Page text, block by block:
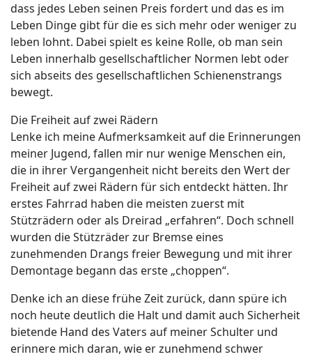
dass jedes Leben seinen Preis fordert und das es im
Leben Dinge gibt für die es sich mehr oder weniger zu
leben lohnt. Dabei spielt es keine Rolle, ob man sein
Leben innerhalb gesellschaftlicher Normen lebt oder
sich abseits des gesellschaftlichen Schienenstrangs
bewegt.
Die Freiheit auf zwei Rädern
Lenke ich meine Aufmerksamkeit auf die Erinnerungen
meiner Jugend, fallen mir nur wenige Menschen ein,
die in ihrer Vergangenheit nicht bereits den Wert der
Freiheit auf zwei Rädern für sich entdeckt hätten. Ihr
erstes Fahrrad haben die meisten zuerst mit
Stützrädern oder als Dreirad „erfahren“. Doch schnell
wurden die Stützräder zur Bremse eines
zunehmenden Drangs freier Bewegung und mit ihrer
Demontage begann das erste „choppen“.
Denke ich an diese frühe Zeit zurück, dann spüre ich
noch heute deutlich die Halt und damit auch Sicherheit
bietende Hand des Vaters auf meiner Schulter und
erinnere mich daran, wie er zunehmend schwer